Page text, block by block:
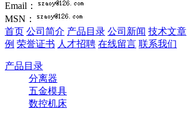
Email：
MSN：
首页 公司简介 产品目录 公司新闻 技术文章
例 荣誉证书 人才招聘 在线留言 联系我们
产品目录
分离器
五金模具
数控机床